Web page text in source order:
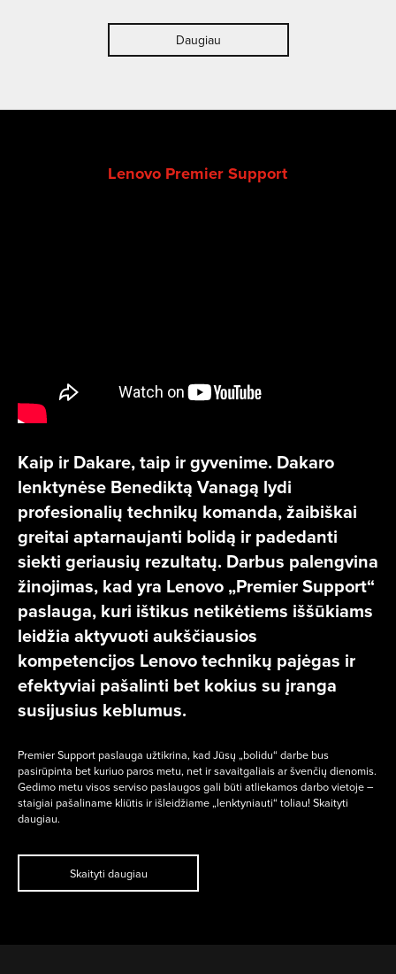
Daugiau
Lenovo Premier Support
Kaip ir Dakare, taip ir gyvenime. Dakaro
lenktynėse Benediktą Vanagą lydi
profesionalių technikų komanda, žaibiškai
greitai aptarnaujanti bolidą ir padedanti
siekti geriausių rezultatų. Darbus palengvina
žinojimas, kad yra Lenovo „Premier Support“
paslauga, kuri ištikus netikėtiems iššūkiams
leidžia aktyvuoti aukščiausios
kompetencijos Lenovo technikų pajėgas ir
efektyviai pašalinti bet kokius su įranga
susijusius keblumus.
Premier Support paslauga užtikrina, kad Jūsų „bolidu“ darbe bus
pasirūpinta bet kuriuo paros metu, net ir savaitgaliais ar švenčių dienomis.
Gedimo metu visos serviso paslaugos gali būti atliekamos darbo vietoje –
staigiai pašaliname kliūtis ir išleidžiame „lenktyniauti“ toliau! Skaityti
daugiau.
Skaityti daugiau